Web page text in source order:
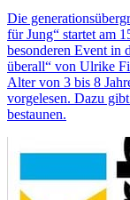
Die
für Jung“ startet am
besonderen Event in
überall“ von Ulrike
Alter von 3 bis 8
vorgelesen. Dazu
bestaunen.